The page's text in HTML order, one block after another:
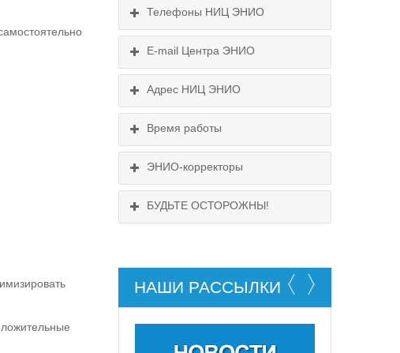
Схема проезда
Выходные:
понедельник, пятница
Схема проезда
Выходные:
Подробнее...
Телефоны НИЦ ЭНИО
E-mail Центра ЭНИО
Адрес НИЦ ЭНИО
Время работы
ЭНИО-корректоры
БУДЬТЕ ОСТОРОЖНЫ!
НАШИ РАССЫЛКИ